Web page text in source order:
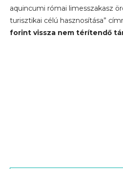
aquincumi római limesszakasz
turisztikai célú hasznosítása”
forint vissza nem térítendő